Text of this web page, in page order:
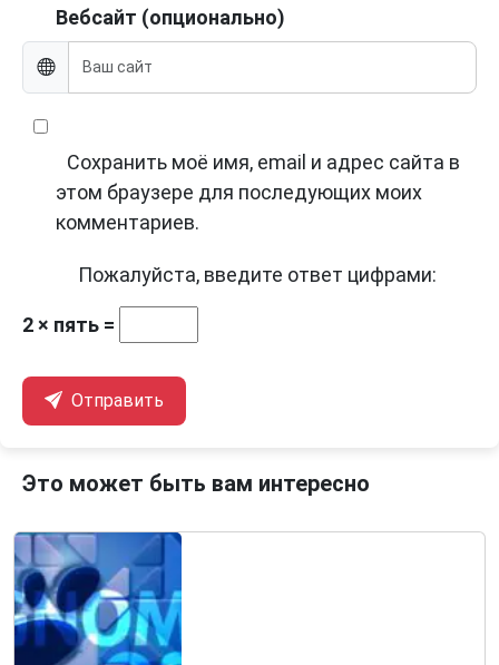
Вебсайт (опционально)
Сохранить моё имя, email и адрес сайта в
этом браузере для последующих моих
комментариев.
Пожалуйста, введите ответ цифрами:
2 × пять =
Отправить
Это может быть вам интересно